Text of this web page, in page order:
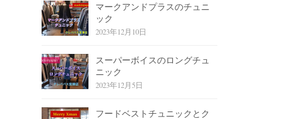
マークアンドプラスのチュニ
ック
2023年12月10日
スーパーボイスのロングチュ
ニック
2023年12月5日
フードベストチュニックとク